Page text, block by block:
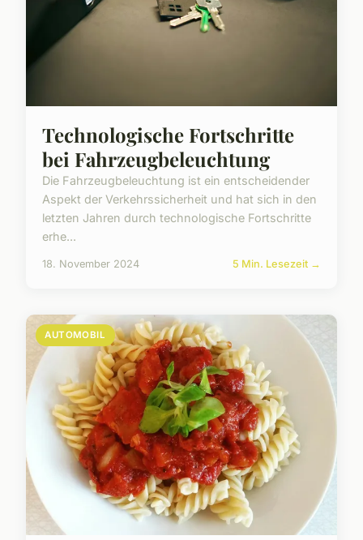
Technologische Fortschritte
bei Fahrzeugbeleuchtung
Die Fahrzeugbeleuchtung ist ein entscheidender
Aspekt der Verkehrssicherheit und hat sich in den
letzten Jahren durch technologische Fortschritte
erhe...
18. November 2024 5 Min. Lesezeit →
AUTOMOBIL